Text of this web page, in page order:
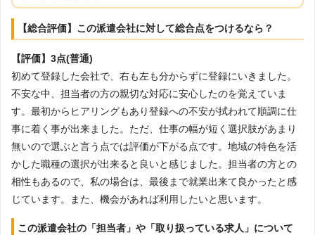
【総合評価】この派遣会社に対して総合点をつけるなら？
【評価】3点(普通)
初めて登録した会社で、右も左も分からずに登録にいきました。
不安な中、担当者の方の親切な対応に安心したのを覚えていま
す。最初からヒアリングもあり登録への不安が拭われて順調に仕
事に着く事が出来ました。ただ、仕事の幅が短く選択肢があまり
無いので選ぶと言う点では評価が下がる点です。地域の特色を活
かした職種の選択が出来ると良いと感じました。担当者の方との
相性もあるので、私の場合は、最後まで就業出来て良かったと感
じています。また、機会があれば利用したいと思います。
この派遣会社の「担当者」や「取り扱っている求人」について